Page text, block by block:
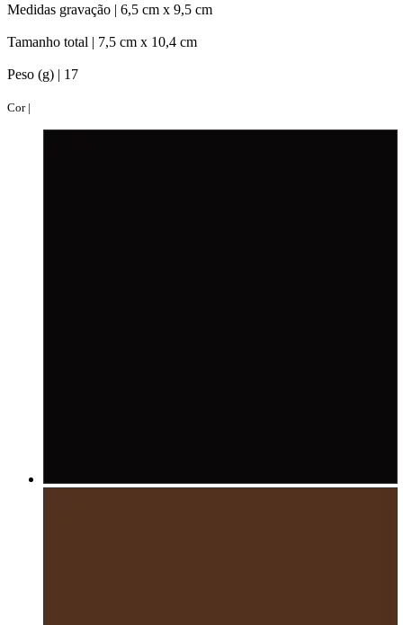
Medidas gravação | 6,5 cm x 9,5 cm
Tamanho total | 7,5 cm x 10,4 cm
Peso (g) | 17
Cor |